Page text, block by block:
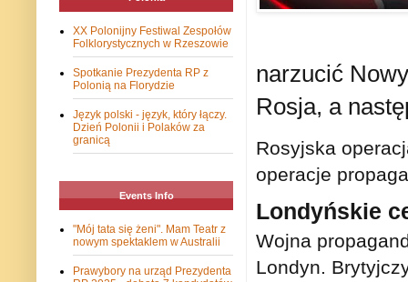
narzucić
Rosja, a
Rosyjska
operacje
Londyńskie
Wojna
Londyn.
XX Polonijny Festiwal Zespołów
Folklorystycznych w Rzeszowie
Spotkanie Prezydenta RP z
Polonią na Florydzie
Język polski - język, który łączy.
Dzień Polonii i Polaków za
granicą
Events Info
"Mój tata się żeni". Mam Teatr z
nowym spektaklem w Australii
Prawybory na urząd Prezydenta